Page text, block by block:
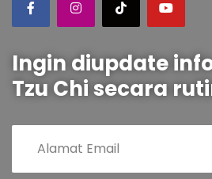
Ingin diupdate
Tzu Chi secara